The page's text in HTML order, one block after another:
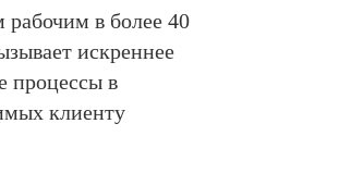
в более 40
искреннее
процессы в
клиенту